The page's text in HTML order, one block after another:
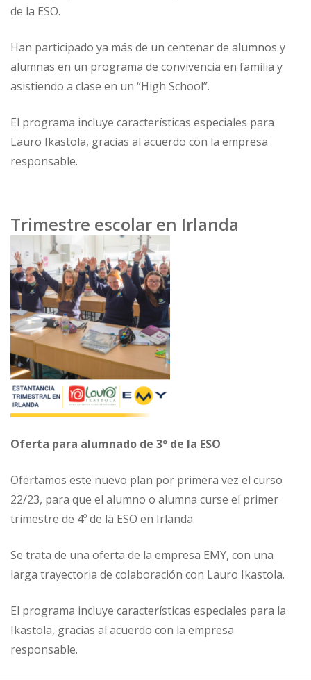
de la ESO.
Han participado ya más de un centenar de alumnos y
alumnas en un programa de convivencia en familia y
asistiendo a clase en un “High School”.
El programa incluye características especiales para
Lauro Ikastola, gracias al acuerdo con la empresa
responsable.
Trimestre escolar en Irlanda
Oferta para alumnado de 3º de la ESO
Ofertamos este nuevo plan por primera vez el curso
22/23, para que el alumno o alumna curse el primer
trimestre de 4º de la ESO en Irlanda.
Se trata de una oferta de la empresa EMY, con una
larga trayectoria de colaboración con Lauro Ikastola.
El programa incluye características especiales para la
Ikastola, gracias al acuerdo con la empresa
responsable.